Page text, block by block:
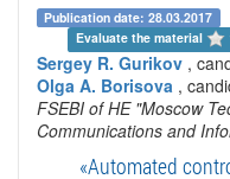
Publication date: 28.03.2017
Evaluate the material
Sergey R. Gurikov ,
Olga A. Borisova ,
FSEBI of HE "Moscow
Communications and
«Automated